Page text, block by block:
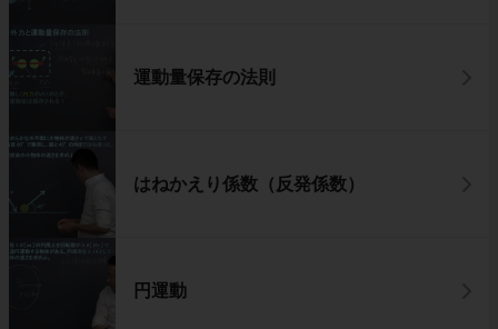
運動量保存の法則
はねかえり係数（反発係数）
円運動